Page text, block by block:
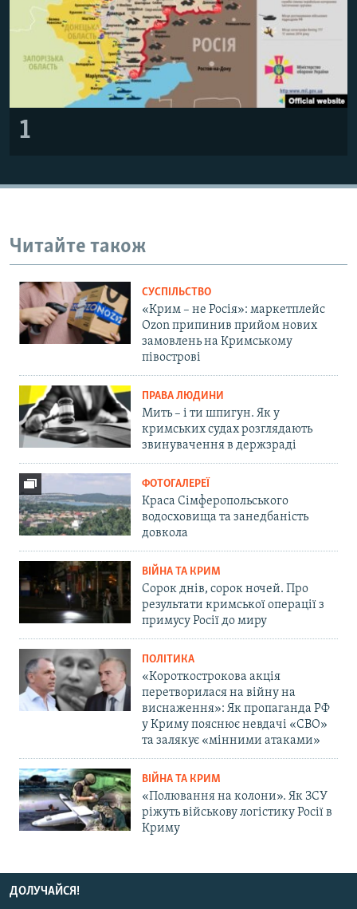
Усі сайти RFE/RL
1
Читайте також
СУСПІЛЬСТВО
«Крим – не Росія»: маркетплейс
Ozon припинив прийом нових
замовлень на Кримському
півострові
ПРАВА ЛЮДИНИ
Мить – і ти шпигун. Як у
кримських судах розглядають
звинувачення в держзраді
ФОТОГАЛЕРЕЇ
Краса Сімферопольського
водосховища та занедбаність
довкола
ВІЙНА ТА КРИМ
Сорок днів, сорок ночей. Про
результати кримської операції з
примусу Росії до миру
ПОЛІТИКА
«Короткострокова акція
перетворилася на війну на
виснаження»: Як пропаганда РФ
у Криму пояснює невдачі «СВО»
та залякує «мінними атаками»
ВІЙНА ТА КРИМ
«Полювання на колони». Як ЗСУ
ріжуть військову логістику Росії в
Криму
ДОЛУЧАЙСЯ!